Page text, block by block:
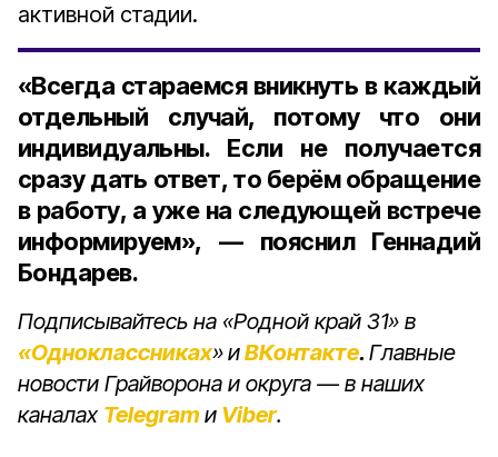
активной стадии.
«Всегда стараемся вникнуть в каждый
отдельный случай, потому что они
индивидуальны. Если не получается
сразу дать ответ, то берём обращение
в работу, а уже на следующей встрече
информируем», — пояснил Геннадий
Бондарев.
Подписывайтесь на «Родной край 31» в
«Одноклассниках»иВКонтакте. Главные
новости Грайворона и округа — в наших
каналах Telegram и Viber.